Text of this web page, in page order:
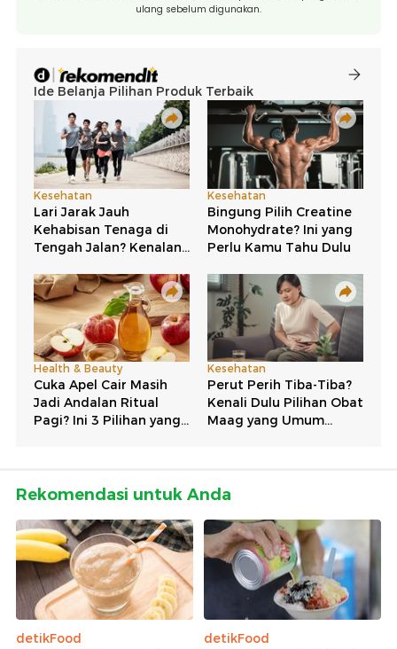
ulang sebelum digunakan.
Rekomendasi untuk Anda
detikFood
detikFood